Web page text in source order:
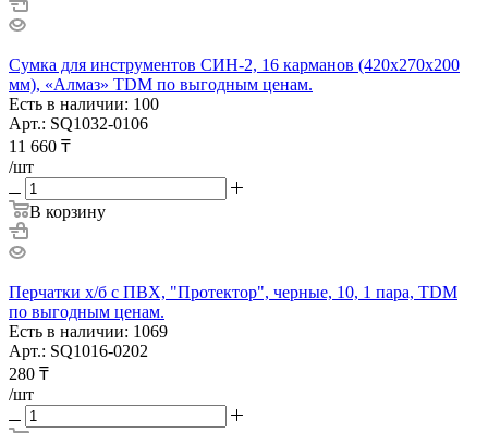
Сумка для инструментов СИН-2, 16 карманов (420х270х200
мм), «Алмаз» TDM по выгодным ценам.
Есть в наличии: 100
Арт.: SQ1032-0106
11 660 ₸
/шт
В корзину
Перчатки х/б с ПВХ, "Протектор", черные, 10, 1 пара, TDM
по выгодным ценам.
Есть в наличии: 1069
Арт.: SQ1016-0202
280 ₸
/шт